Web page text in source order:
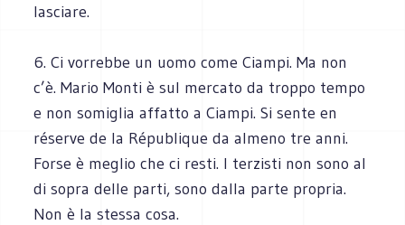
lasciare.
6. Ci vorrebbe un uomo come Ciampi. Ma non
c’è. Mario Monti è sul mercato da troppo tempo
e non somiglia affatto a Ciampi. Si sente en
réserve de la République da almeno tre anni.
Forse è meglio che ci resti. I terzisti non sono al
di sopra delle parti, sono dalla parte propria.
Non è la stessa cosa.